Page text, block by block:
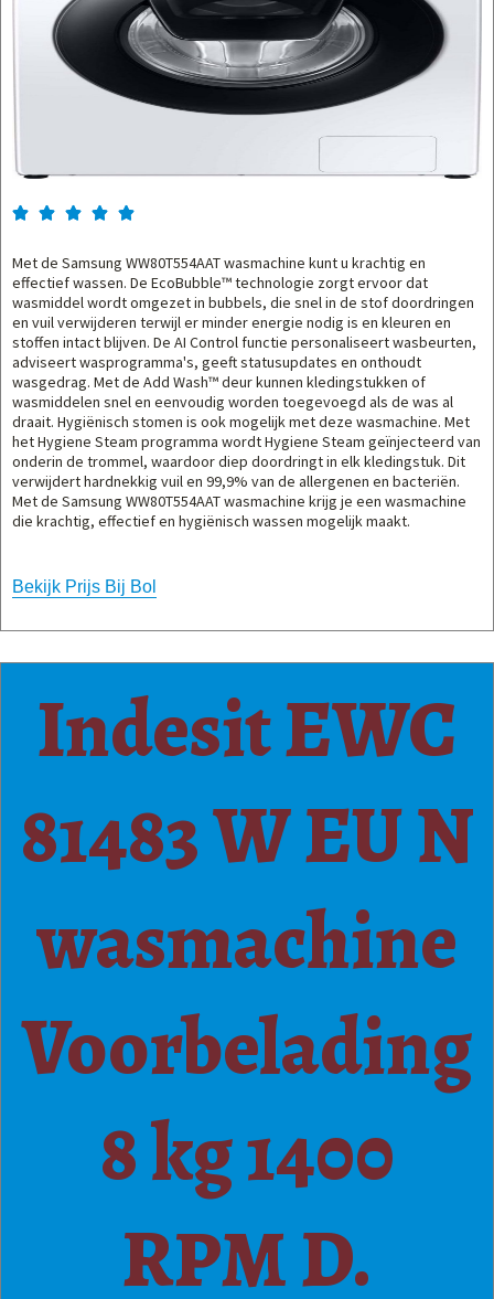
    
Met de Samsung WW80T554AAT wasmachine kunt u krachtig en
effectief wassen. De EcoBubble™ technologie zorgt ervoor dat
wasmiddel wordt omgezet in bubbels, die snel in de stof doordringen
en vuil verwijderen terwijl er minder energie nodig is en kleuren en
stoffen intact blijven. De AI Control functie personaliseert wasbeurten,
adviseert wasprogramma's, geeft statusupdates en onthoudt
wasgedrag. Met de Add Wash™ deur kunnen kledingstukken of
wasmiddelen snel en eenvoudig worden toegevoegd als de was al
draait. Hygiënisch stomen is ook mogelijk met deze wasmachine. Met
het Hygiene Steam programma wordt Hygiene Steam geïnjecteerd van
onderin de trommel, waardoor diep doordringt in elk kledingstuk. Dit
verwijdert hardnekkig vuil en 99,9% van de allergenen en bacteriën.
Met de Samsung WW80T554AAT wasmachine krijg je een wasmachine
die krachtig, effectief en hygiënisch wassen mogelijk maakt.
Bekijk Prijs Bij Bol
Indesit EWC
81483 W EU N
wasmachine
Voorbelading
8 kg 1400
RPM D.